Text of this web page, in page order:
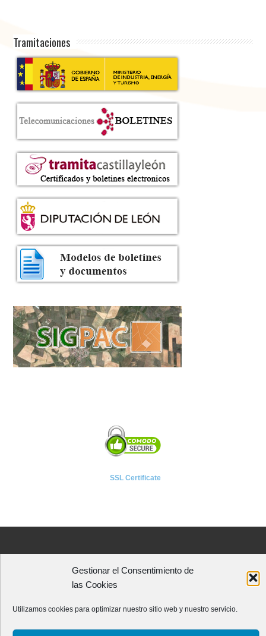
Gestionar el Consentimiento de
las Cookies
Utilizamos cookies para optimizar nuestro sitio web y nuestro servicio.
Tramitaciones
SSL Certificate
A P I E T E L
Asociación Provincial de Empresarios de Instalaciones Eléctricas,
Telecomunicaciones y Afines de León
Avenida Independencia, 4 - 5ª planta